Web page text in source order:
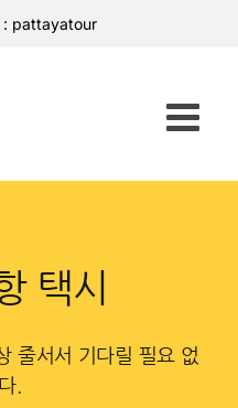
: pattayatour
택시
줄서서 기다릴 필요 없
.